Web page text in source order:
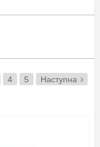
4 5 Наступна